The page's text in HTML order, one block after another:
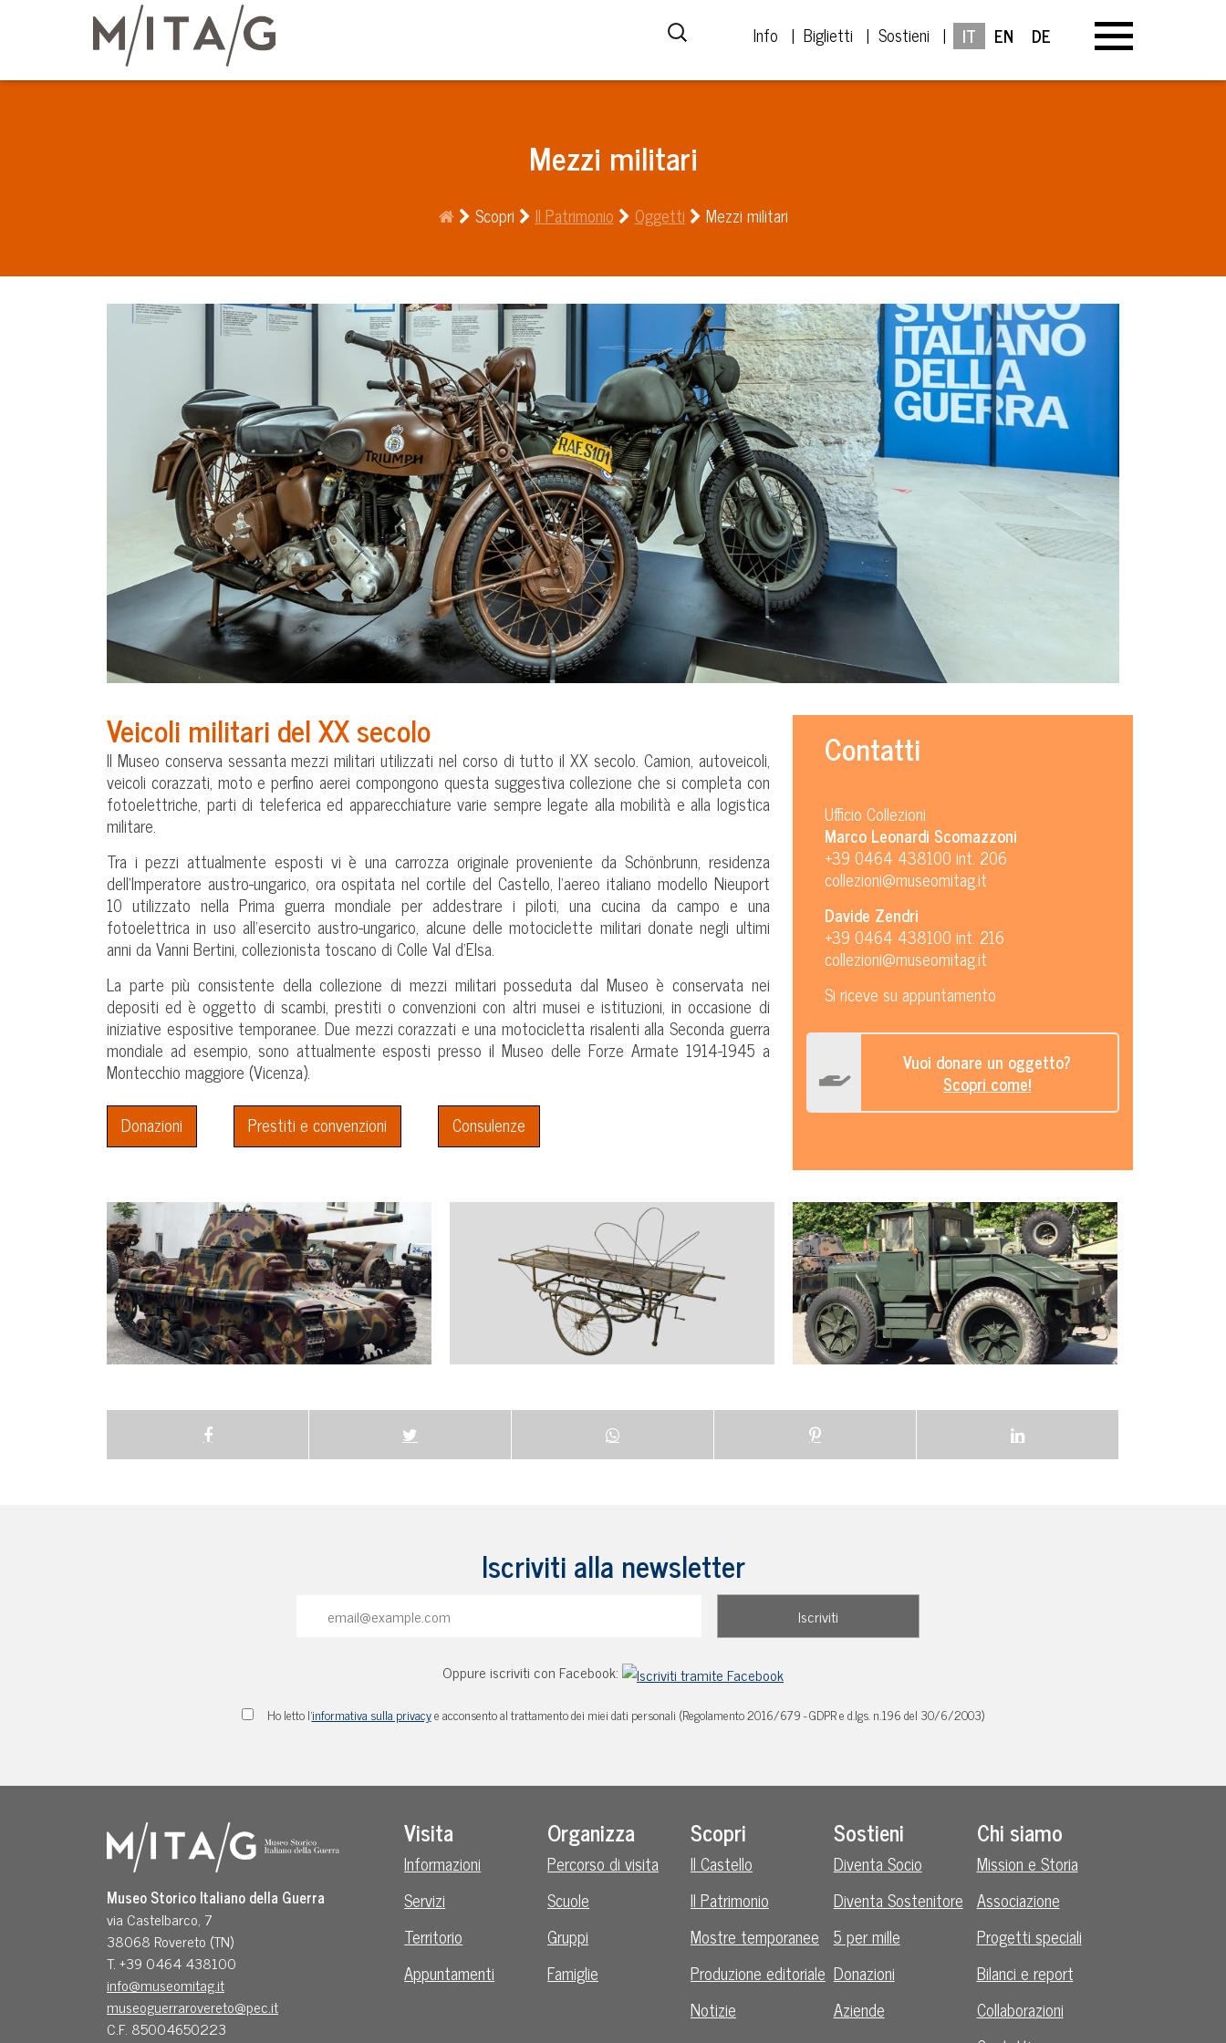
Info Biglietti Sostieni IT EN DE
Mezzi militari
Scopri Il Patrimonio Oggetti Mezzi militari
Veicoli militari del XX secolo
Il Museo conserva sessanta mezzi militari utilizzati nel corso di tutto il XX secolo. Camion, autoveicoli,
veicoli corazzati, moto e perfino aerei compongono questa suggestiva collezione che si completa con
fotoelettriche, parti di teleferica ed apparecchiature varie sempre legate alla mobilità e alla logistica
militare.
Tra i pezzi attualmente esposti vi è una carrozza originale proveniente da Schönbrunn, residenza
dell’Imperatore austro-ungarico, ora ospitata nel cortile del Castello, l’aereo italiano modello Nieuport
10 utilizzato nella Prima guerra mondiale per addestrare i piloti, una cucina da campo e una
fotoelettrica in uso all’esercito austro-ungarico, alcune delle motociclette militari donate negli ultimi
anni da Vanni Bertini, collezionista toscano di Colle Val d’Elsa.
La parte più consistente della collezione di mezzi militari posseduta dal Museo è conservata nei
depositi ed è oggetto di scambi, prestiti o convenzioni con altri musei e istituzioni, in occasione di
iniziative espositive temporanee. Due mezzi corazzati e una motocicletta risalenti alla Seconda guerra
mondiale ad esempio, sono attualmente esposti presso il Museo delle Forze Armate 1914-1945 a
Montecchio maggiore (Vicenza).
Donazioni
Prestiti e convenzioni Consulenze
Contatti
Ufficio Collezioni
Marco Leonardi Scomazzoni
+39 0464 438100 int. 206
collezioni@museomitag.it
Davide Zendri
+39 0464 438100 int. 216
collezioni@museomitag.it
Si riceve su appuntamento
Vuoi donare un oggetto?
Scopri come!
Iscriviti alla newsletter
Oppure iscriviti con Facebook:
Ho letto l'informativa sulla privacye acconsento al trattamento dei miei dati personali (Regolamento 2016/679 - GDPR e d.lgs. n.196 del 30/6/2003)
Museo Storico Italiano della Guerra
via Castelbarco, 7
38068 Rovereto (TN)
T. +39 0464 438100
info@museomitag.it
museoguerrarovereto@pec.it
C.F. 85004650223
Visita
Informazioni
Servizi
Territorio
Appuntamenti
Organizza
Percorso di visita
Scuole
Gruppi
Famiglie
Scopri
Il Castello
Il Patrimonio
Mostre temporanee
Produzione editoriale
Notizie
Sostieni
Diventa Socio
Diventa Sostenitore
5 per mille
Donazioni
Aziende
Chi siamo
Mission e Storia
Associazione
Progetti speciali
Bilanci e report
Collaborazioni